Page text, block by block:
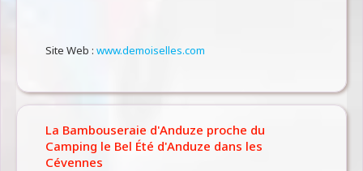
Site Web :www.demoiselles.com
La Bambouseraie d'Anduze proche du
Camping le Bel Été d'Anduze dans les
Cévennes